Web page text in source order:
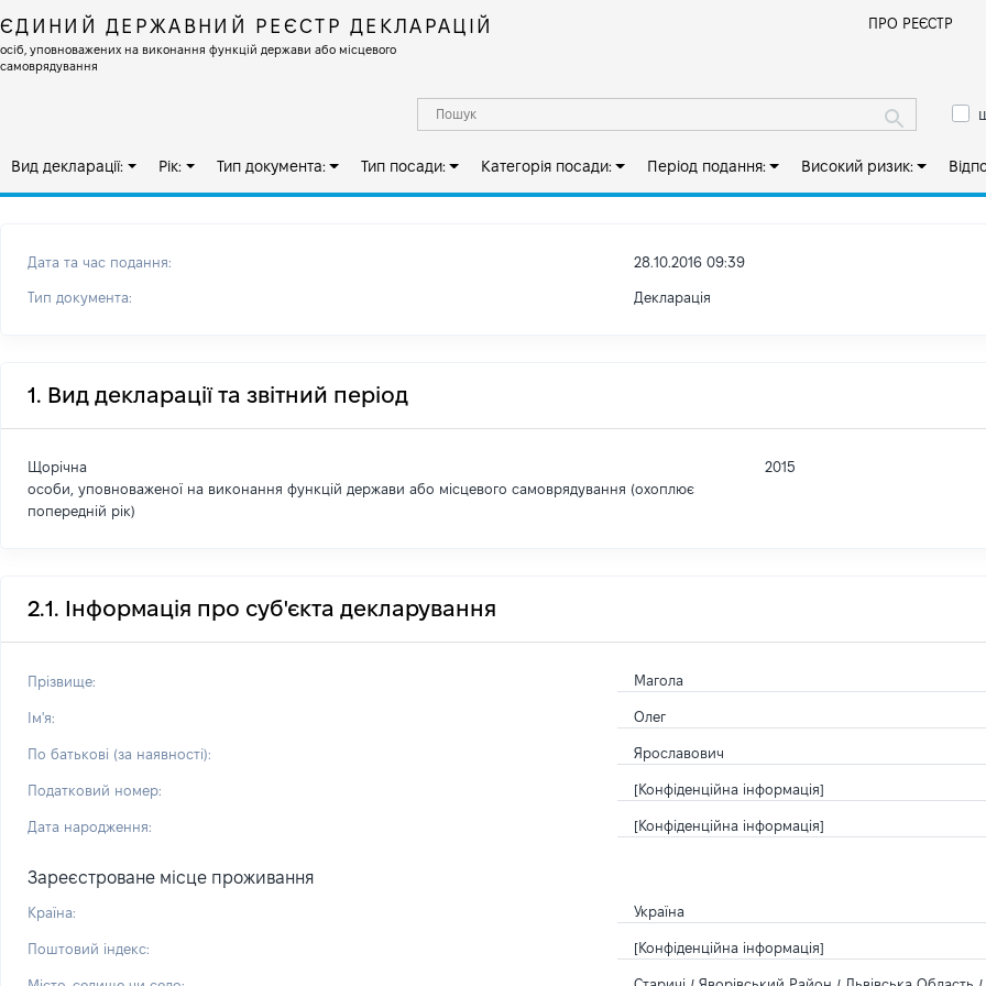
ЄДИНИЙ ДЕРЖАВНИЙ РЕЄСТР ДЕКЛАРАЦІЙ
осіб, уповноважених на виконання функцій держави або місцевого
самоврядування
ПРО РЕЄСТР
Вид декларації: Рік: Тип документа: Тип посади: Категорія посади: Період подання: Високий ризик:
Дата та час подання: 28.10.2016 09:39
Тип документа: Декларація
1. Вид декларації та звітний період
Щорічна
особи, уповноваженої на виконання функцій держави або місцевого самоврядування (охоплює
попередній рік)
2015
2.1. Інформація про суб'єкта декларування
Прізвище: Магола
Ім'я: Олег
По батькові (за наявності): Ярославович
Податковий номер: [Конфіденційна інформація]
Дата народження: [Конфіденційна інформація]
Зареєстроване місце проживання
Країна: Україна
Поштовий індекс: [Конфіденційна інформація]